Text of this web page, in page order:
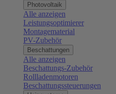
Photovoltaik
Alle anzeigen
Leistungsoptimierer
Montagematerial
PV-Zubehör
Beschattungen
Alle anzeigen
Beschattungs-Zubehör
Rollladenmotoren
Beschattungssteuerungen